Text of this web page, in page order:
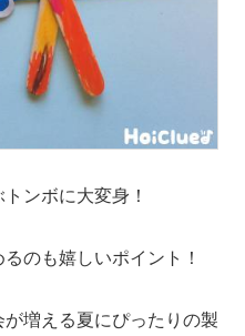
ンボに大変身！
のも嬉しいポイント！
増える夏にぴったりの製